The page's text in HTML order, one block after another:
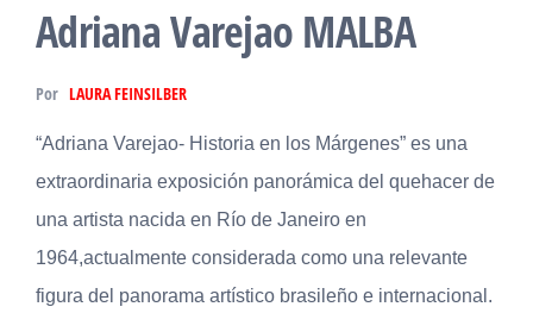
Adriana Varejao MALBA
Por LAURA FEINSILBER
“Adriana Varejao- Historia en los Márgenes” es una
extraordinaria exposición panorámica del quehacer de
una artista nacida en Río de Janeiro en
1964,actualmente considerada como una relevante
figura del panorama artístico brasileño e internacional.